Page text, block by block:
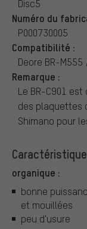
Disc5
Numéro du
P000730005
Compatibilité :
Deore BR-M555
Remarque :
Le BR-C901
des plaquettes
Shimano pour
organique :
bonne
et mouillées
peu d'usure